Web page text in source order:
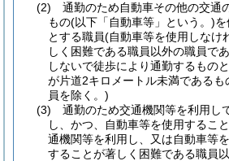
(2)
通勤のため自動車その他の交通
もの(以下「自動車等」という。)
とする職員(自動車等を使用しなけ
しく困難である職員以外の職員で
しないで徒歩により通勤するもの
が片道2キロメートル未満であるも
員を除く。)
(3)
通勤のため交通機関等を利用し
し、かつ、自動車等を使用するこ
通機関等を利用し、又は自動車等
することが著しく困難である職員